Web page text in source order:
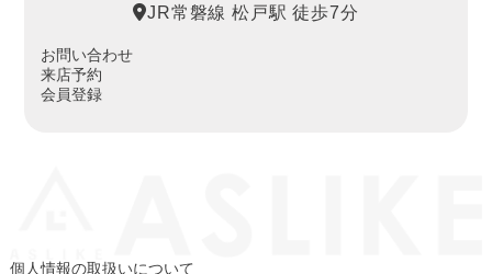
JR常磐線 松戸駅 徒歩7分
お問い合わせ
来店予約
会員登録
個人情報の取扱いについて